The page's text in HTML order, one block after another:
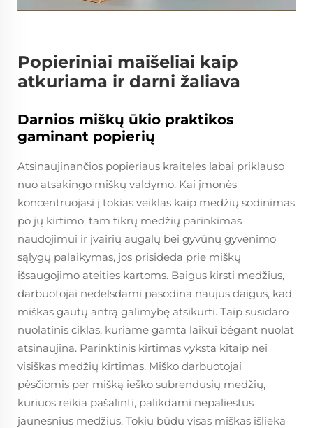
Popieriniai maišeliai kaip
atkuriama ir darni žaliava
Darnios miškų ūkio praktikos
gaminant popierių
Atsinaujinančios popieriaus kraitelės labai priklauso
nuo atsakingo miškų valdymo. Kai įmonės
koncentruojasi į tokias veiklas kaip medžių sodinimas
po jų kirtimo, tam tikrų medžių parinkimas
naudojimui ir įvairių augalų bei gyvūnų gyvenimo
sąlygų palaikymas, jos prisideda prie miškų
išsaugojimo ateities kartoms. Baigus kirsti medžius,
darbuotojai nedelsdami pasodina naujus daigus, kad
miškas gautų antrą galimybę atsikurti. Taip susidaro
nuolatinis ciklas, kuriame gamta laikui bėgant nuolat
atsinaujina. Parinktinis kirtimas vyksta kitaip nei
visiškas medžių kirtimas. Miško darbuotojai
pėsčiomis per mišką ieško subrendusių medžių,
kuriuos reikia pašalinti, palikdami nepaliestus
jaunesnius medžius. Tokiu būdu visas miškas išlieka